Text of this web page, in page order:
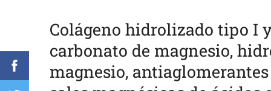
Colágeno hidrolizado tipo I
carbonato de magnesio,
magnesio,